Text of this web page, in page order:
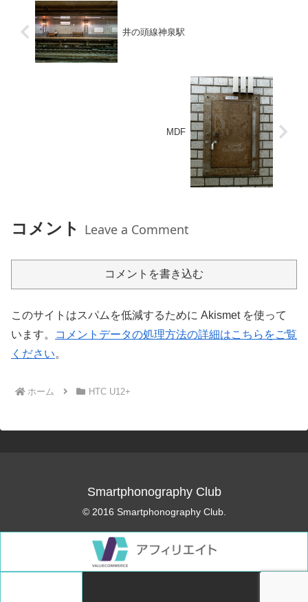
井の頭線神泉駅
MDF
コメント Leave a Comment
コメントを書き込む
このサイトはスパムを低減するために Akismet を使って
います。
コメントデータの処理方法の詳細はこちらをご覧
ください。
ホーム HTC U12+
Smartphonography Club
© 2016 Smartphonography Club.